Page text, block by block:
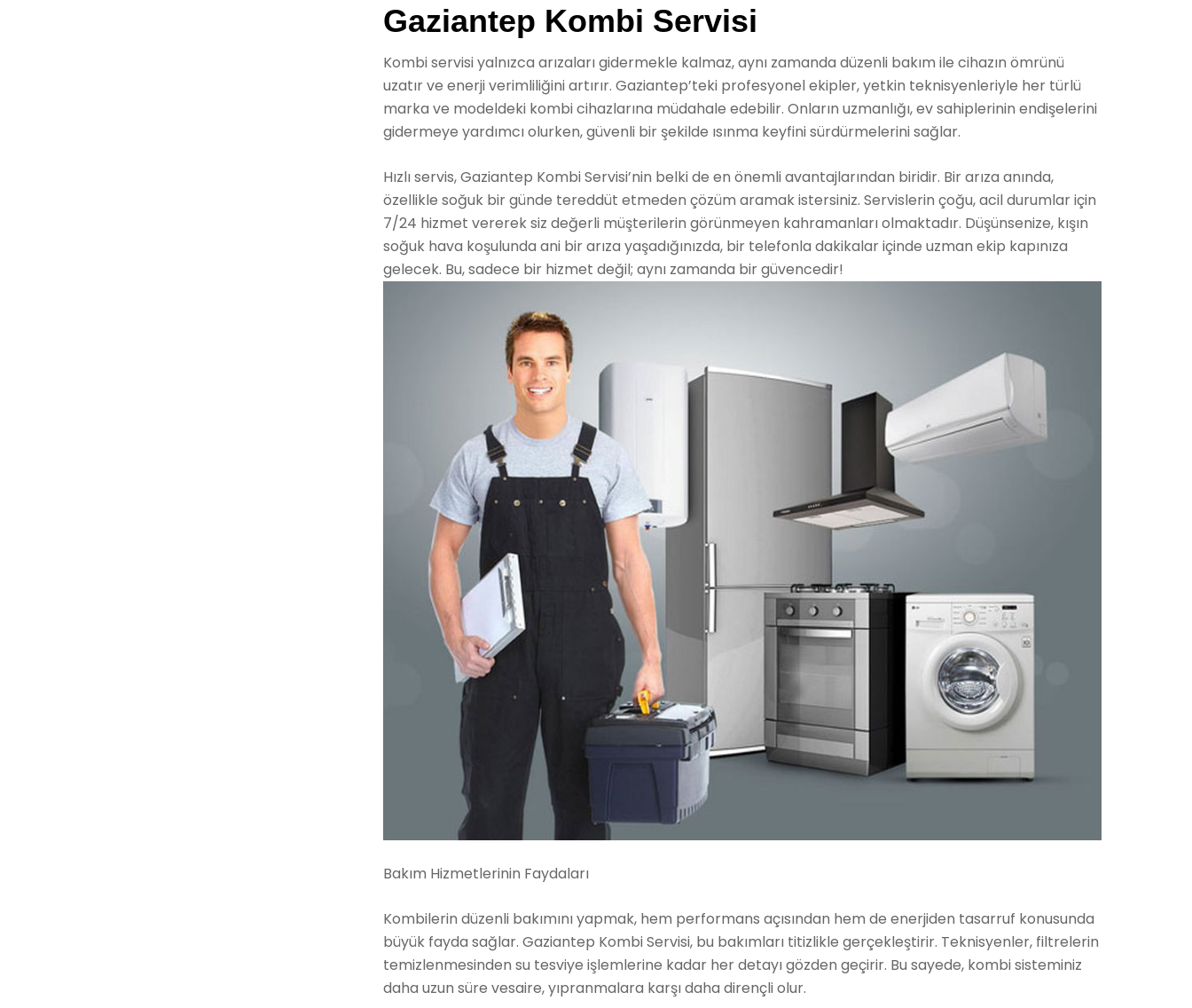
Gaziantep Kombi Servisi
Kombi servisi yalnızca arızaları gidermekle kalmaz, aynı zamanda düzenli bakım ile cihazın ömrünü
uzatır ve enerji verimliliğini artırır. Gaziantep’teki profesyonel ekipler, yetkin teknisyenleriyle her türlü
marka ve modeldeki kombi cihazlarına müdahale edebilir. Onların uzmanlığı, ev sahiplerinin endişelerini
gidermeye yardımcı olurken, güvenli bir şekilde ısınma keyfini sürdürmelerini sağlar.
Hızlı servis, Gaziantep Kombi Servisi’nin belki de en önemli avantajlarından biridir. Bir arıza anında,
özellikle soğuk bir günde tereddüt etmeden çözüm aramak istersiniz. Servislerin çoğu, acil durumlar için
7/24 hizmet vererek siz değerli müşterilerin görünmeyen kahramanları olmaktadır. Düşünsenize, kışın
soğuk hava koşulunda ani bir arıza yaşadığınızda, bir telefonla dakikalar içinde uzman ekip kapınıza
gelecek. Bu, sadece bir hizmet değil; aynı zamanda bir güvencedir!
Bakım Hizmetlerinin Faydaları
Kombilerin düzenli bakımını yapmak, hem performans açısından hem de enerjiden tasarruf konusunda
büyük fayda sağlar. Gaziantep Kombi Servisi, bu bakımları titizlikle gerçekleştirir. Teknisyenler, filtrelerin
temizlenmesinden su tesviye işlemlerine kadar her detayı gözden geçirir. Bu sayede, kombi sisteminiz
daha uzun süre vesaire, yıpranmalara karşı daha dirençli olur.